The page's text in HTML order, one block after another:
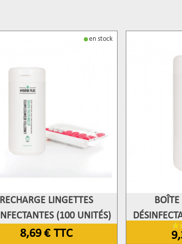
en stock
Afficher Plus
RECHARGE LINGETTES
(100 UNITÉS)
8,69 € TTC
Afficher
BOÎTE